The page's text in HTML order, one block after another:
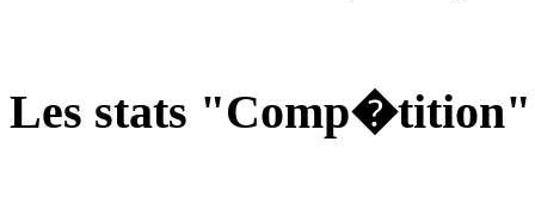
Les stats